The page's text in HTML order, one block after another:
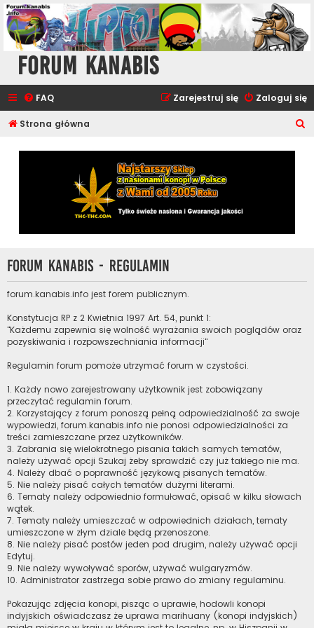
Forum Kanabis
FAQ Zaloguj się
Zarejestruj się
Strona główna
Forum Kanabis - Regulamin
forum.kanabis.info jest forem publicznym.
Konstytucja RP z 2 Kwietnia 1997 Art. 54, punkt 1:
"Każdemu zapewnia się wolność wyrażania swoich poglądów oraz
pozyskiwania i rozpowszechniania informacji"
Regulamin forum pomoże utrzymać forum w czystości.
1. Każdy nowo zarejestrowany użytkownik jest zobowiązany
przeczytać regulamin forum.
2. Korzystający z forum ponoszą pełną odpowiedzialność za swoje
wypowiedzi, forum.kanabis.info nie ponosi odpowiedzialności za
treści zamieszczane przez użytkowników.
3. Zabrania się wielokrotnego pisania takich samych tematów,
należy używać opcji Szukaj żeby sprawdzić czy już takiego nie ma.
4. Należy dbać o poprawność językową pisanych tematów.
5. Nie należy pisać całych tematów dużymi literami.
6. Tematy należy odpowiednio formułować, opisać w kilku słowach
wątek.
7. Tematy należy umieszczać w odpowiednich działach, tematy
umieszczone w złym dziale będą przenoszone.
8. Nie należy pisać postów jeden pod drugim, należy używać opcji
Edytuj.
9. Nie należy wywoływać sporów, używać wulgaryzmów.
10. Administrator zastrzega sobie prawo do zmiany regulaminu.
Pokazując zdjęcia konopi, pisząc o uprawie, hodowli konopi
indyjskich oświadczasz że uprawa marihuany (konopi indyjskich)